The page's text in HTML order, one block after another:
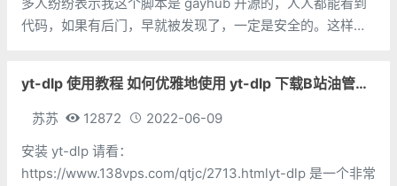
代码，如果有后门，早就被发现了，一定是安全的。这样的
即使看源代码也很难看出哪里有问题。
yt-dlp 使用教程 如何优雅地使用 yt-dlp 下载B站油管等网络视频
苏苏 12872
2022-06-09
安装 yt-dlp 请看：
https://www.138vps.com/qtjc/2713.htmlyt-dlp 是一个非常